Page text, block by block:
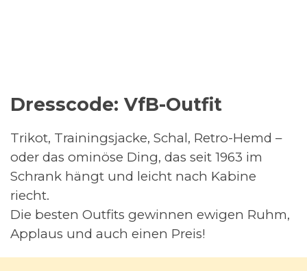
Dresscode: VfB-Outfit
Trikot, Trainingsjacke, Schal, Retro-Hemd –
oder das ominöse Ding, das seit 1963 im
Schrank hängt und leicht nach Kabine
riecht.
Die besten Outfits gewinnen ewigen Ruhm,
Applaus und auch einen Preis!